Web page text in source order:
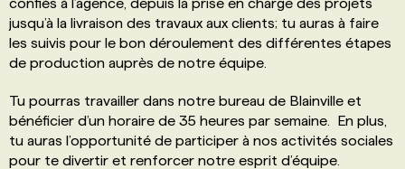
confiés à l’agence, depuis la prise en charge des projets
jusqu’à la livraison des travaux aux clients; tu auras à faire
les suivis pour le bon déroulement des différentes étapes
de production auprès de notre équipe.
Tu pourras travailler dans notre bureau de Blainville et
bénéficier d’un horaire de 35 heures par semaine. En plus,
tu auras l’opportunité de participer à nos activités sociales
pour te divertir et renforcer notre esprit d’équipe.